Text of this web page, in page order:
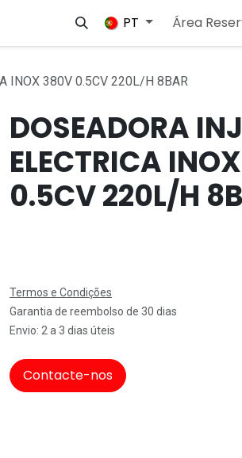
Empregos
PT Área
INOX 380V 0.5CV 220L/H 8BAR
DOSEADORA
ELECTRICA
0.5CV 220L/H
Termos e Condições
Garantia de reembolso de 30 dias
Envio: 2 a 3 dias úteis
Contacte-nos